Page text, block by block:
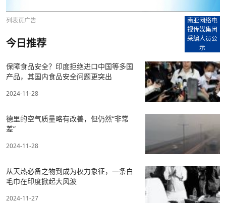
列表页广告
南亚网络电
视传媒集团
采编人员公
示
今日推荐
保障食品安全？印度拒绝进口中国等多国
产品，其国内食品安全问题更突出
2024-11-28
德里的空气质量略有改善，但仍然“非常
差”
2024-11-28
从天热必备之物到成为权力象征，一条白
毛巾在印度掀起大风波
2024-11-27